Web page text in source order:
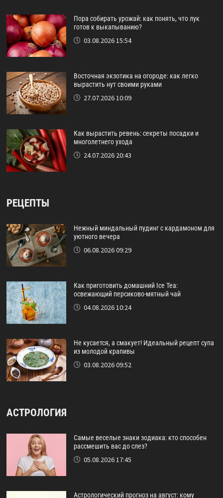
Пора собирать урожай: как понять, что лук
готов к выкапыванию?
03.08.2026 15:54
Восточная экзотика на огороде: как легко
вырастить нут своими руками
27.07.2026 10:09
Как вырастить ревень: секреты посадки и
многолетнего ухода
24.07.2026 20:43
РЕЦЕПТЫ
Нежный миндальный пудинг с кардамоном для
уютного вечера
06.08.2026 09:29
Как приготовить домашний Ice Tea:
освежающий персиково-мятный чай
04.08.2026 10:24
Не кусается, а смакует! Идеальный рецепт супа
из молодой крапивы
03.08.2026 09:52
АСТРОЛОГИЯ
Самые веселые знаки зодиака: кто способен
рассмешить вас до слез?
05.08.2026 17:45
Астрологический прогноз на август: кому